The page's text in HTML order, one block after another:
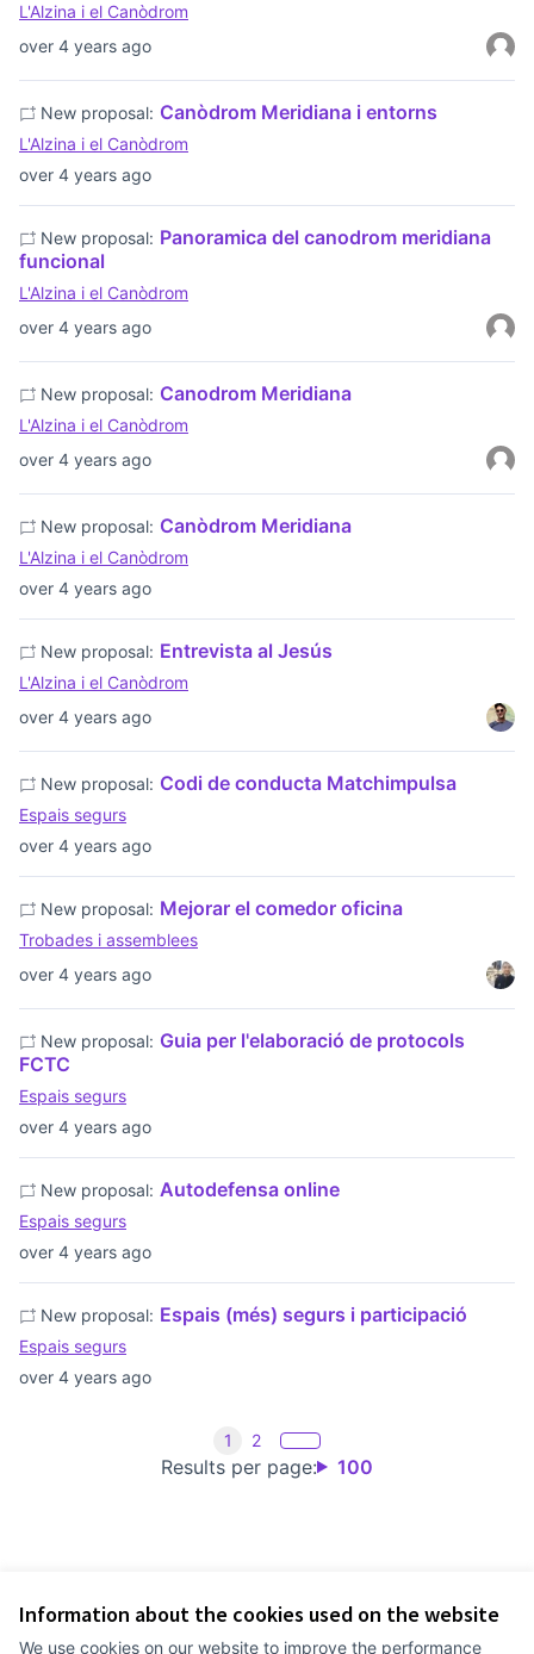
Information about the cookies used on the website
We use cookies on our website to improve the performance
over 4 years ago
L'Alzina i el Canòdrom
over 4 years ago
New proposal: Canòdrom Meridiana i entorns
L'Alzina i el Canòdrom
over 4 years ago
New proposal: Panoramica del canodrom meridiana
funcional
L'Alzina i el Canòdrom
over 4 years ago
New proposal: Canodrom Meridiana
L'Alzina i el Canòdrom
over 4 years ago
New proposal: Canòdrom Meridiana
L'Alzina i el Canòdrom
over 4 years ago
New proposal: Entrevista al Jesús
L'Alzina i el Canòdrom
over 4 years ago
New proposal: Codi de conducta Matchimpulsa
Espais segurs
over 4 years ago
New proposal: Mejorar el comedor oficina
Trobades i assemblees
over 4 years ago
New proposal: Guia per l'elaboració de protocols
FCTC
Espais segurs
over 4 years ago
New proposal: Autodefensa online
Espais segurs
over 4 years ago
New proposal: Espais (més) segurs i participació
Espais segurs
Results per page: 100
1 2